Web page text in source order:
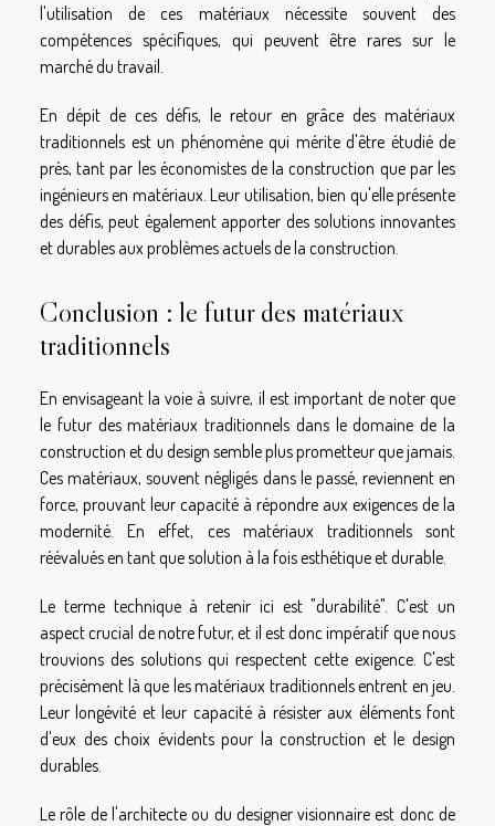
l'utilisation de ces matériaux nécessite souvent des
compétences spécifiques, qui peuvent être rares sur le
marché du travail.
En dépit de ces défis, le retour en grâce des matériaux
traditionnels est un phénomène qui mérite d'être étudié de
près, tant par les économistes de la construction que par les
ingénieurs en matériaux. Leur utilisation, bien qu'elle présente
des défis, peut également apporter des solutions innovantes
et durables aux problèmes actuels de la construction.
Conclusion : le futur des matériaux
traditionnels
En envisageant la voie à suivre, il est important de noter que
le futur des matériaux traditionnels dans le domaine de la
construction et du design semble plus prometteur que jamais.
Ces matériaux, souvent négligés dans le passé, reviennent en
force, prouvant leur capacité à répondre aux exigences de la
modernité. En effet, ces matériaux traditionnels sont
réévalués en tant que solution à la fois esthétique et durable.
Le terme technique à retenir ici est "durabilité". C'est un
aspect crucial de notre futur, et il est donc impératif que nous
trouvions des solutions qui respectent cette exigence. C'est
précisément là que les matériaux traditionnels entrent en jeu.
Leur longévité et leur capacité à résister aux éléments font
d'eux des choix évidents pour la construction et le design
durables.
Le rôle de l'architecte ou du designer visionnaire est donc de